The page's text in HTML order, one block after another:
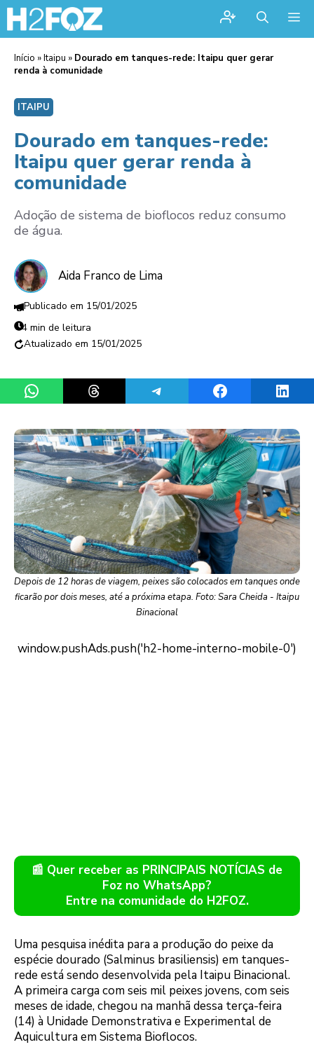
Início »Itaipu » Dourado em tanques-rede: Itaipu quer gerar
renda à comunidade
ITAIPU
Dourado em tanques-rede:
Itaipu quer gerar renda à
comunidade
Adoção de sistema de bioflocos reduz consumo
de água.
Aida Franco de Lima
15/01/2025
4 min de leitura
15/01/2025
Share on WhatsAppShare on ThreadsShare on TelegramShare on Facebook
Depois de 12 horas de viagem, peixes são colocados em tanques onde
ficarão por dois meses, até a próxima etapa. Foto: Sara Cheida - Itaipu
Binacional
📰 Quer receber as PRINCIPAIS NOTÍCIAS de
Foz no WhatsApp?
Entre na comunidade do H2FOZ.
Uma pesquisa inédita para a produção do peixe da
espécie dourado (Salminus brasiliensis) em tanques-
rede está sendo desenvolvida pela Itaipu Binacional.
A primeira carga com seis mil peixes jovens, com seis
meses de idade, chegou na manhã dessa terça-feira
(14) à Unidade Demonstrativa e Experimental de
Aquicultura em Sistema Bioflocos.